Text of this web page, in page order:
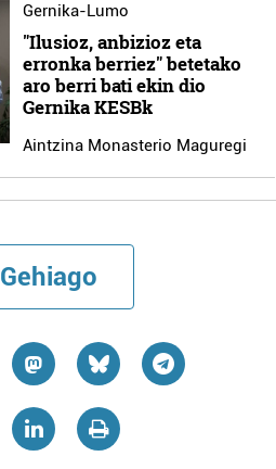
Gernika-Lumo
"Ilusioz, anbizioz eta
erronka berriez" betetako
aro berri bati ekin dio
Gernika KESBk
Aintzina Monasterio Maguregi
Gehiago